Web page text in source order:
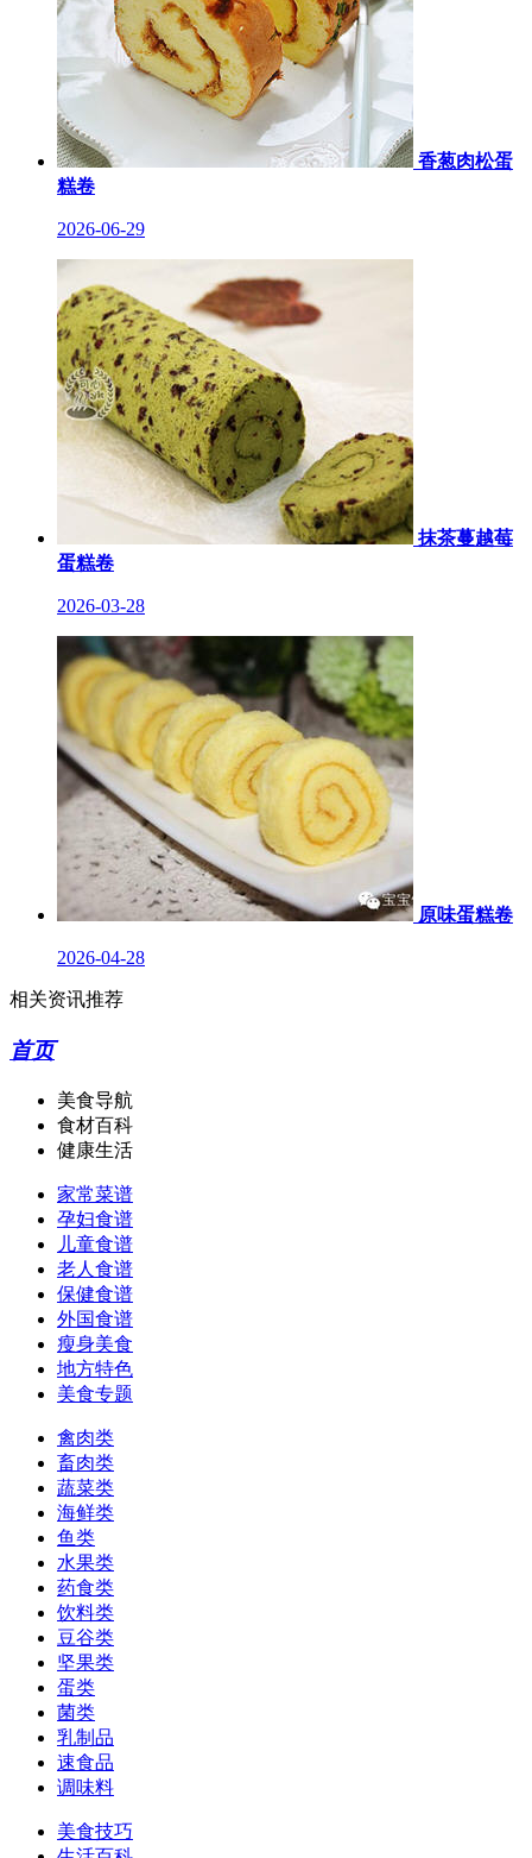
香葱肉松蛋
糕卷
2026-06-29
抹茶蔓越莓
蛋糕卷
2026-03-28
原味蛋糕卷
2026-04-28
相关资讯推荐
首页
美食导航
食材百科
健康生活
家常菜谱
孕妇食谱
儿童食谱
老人食谱
保健食谱
外国食谱
瘦身美食
地方特色
美食专题
禽肉类
畜肉类
蔬菜类
海鲜类
鱼类
水果类
药食类
饮料类
豆谷类
坚果类
蛋类
菌类
乳制品
速食品
调味料
美食技巧